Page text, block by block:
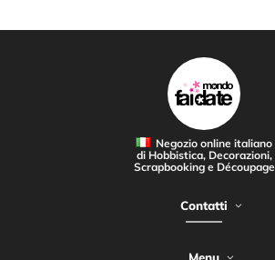
Negozio online italiano
di Hobbistica, Decorazioni,
Scrapbooking e Découpage
Contatti